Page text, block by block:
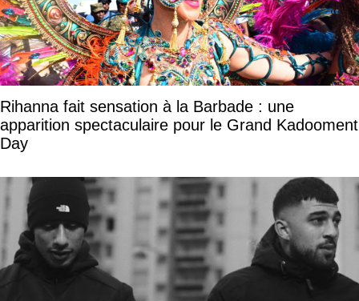
Rihanna fait sensation à la Barbade : une
apparition spectaculaire pour le Grand Kadooment
Day